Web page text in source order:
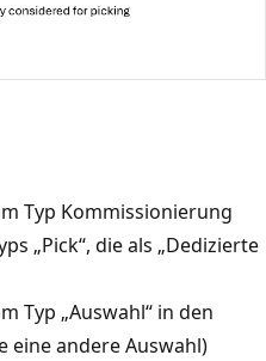
Typ Kommissionierung
„Pick“, die als „Dedizierte
Typ „Auswahl“ in den
eine andere Auswahl)